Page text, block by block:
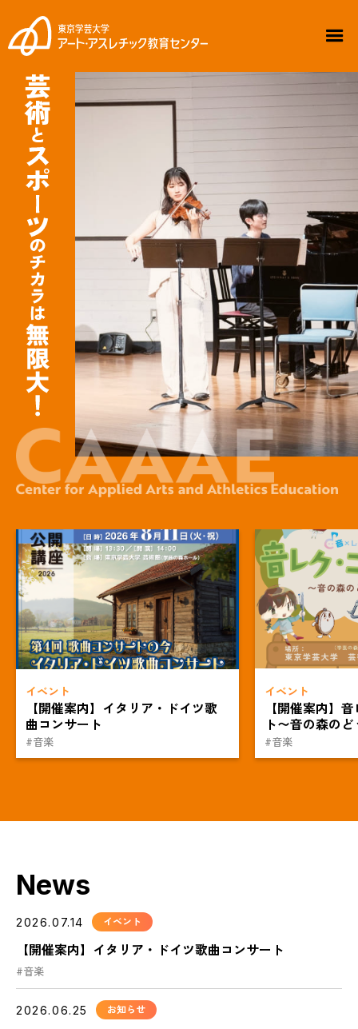
イベント
【開催案内】イタリア・ドイツ歌
曲コンサート
#音楽
イベント
【開催案内】
ト〜音の森の
#音楽
News
2026.07.14 イベント
【開催案内】イタリア・ドイツ歌曲コンサート
#音楽
2026.06.25 お知らせ